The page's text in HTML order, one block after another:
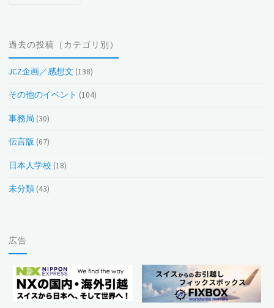
稿
（月
別）
過去の投稿（カテゴリ別）
JCZ企画／感想文 (138)
その他のイベント (104)
事務局 (30)
伝言版(67)
日本人学校 (18)
未分類(43)
広告